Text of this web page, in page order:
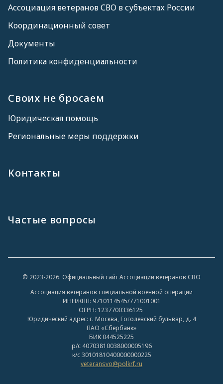
Ассоциация ветеранов СВО в субъектах России
Координационный совет
Документы
Политика конфиденциальности
Своих не бросаем
Юридическая помощь
Региональные меры поддержки
Контакты
Частые вопросы
© 2023-2026. Официальный сайт Ассоциации ветеранов СВО
Ассоциация ветеранов специальной военной операции
ИНН/КПП: 9710114545/771001001
ОГРН: 1237700336125
Юридический адрес: г. Москва, Гоголевский бульвар, д. 4
ПАО «Сбербанк»
БИК 044525225
р/с 40703810038000005196
к/с 30101810400000000225
veteransvo@polkrf.ru